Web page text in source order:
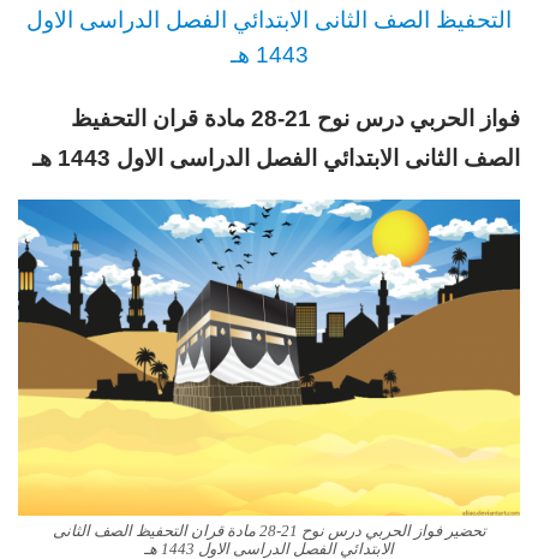
التحفيظ
الصف الثانى الابتدائي الفصل الدراسى الاول
1443 هـ
فواز الحربي درس نوح 21-28 مادة قران التحفيظ
الصف الثانى الابتدائي الفصل الدراسى الاول 1443 هـ
تحضير فواز الحربي درس نوح 21-28 مادة قران التحفيظ الصف الثانى
الابتدائي الفصل الدراسى الاول 1443 هـ